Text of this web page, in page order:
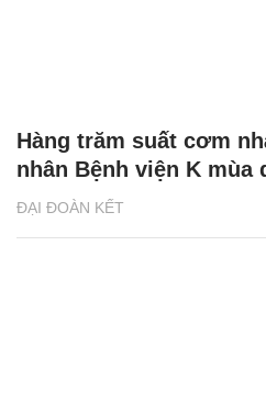
ĐẠI ĐOÀN KẾT
Hàng trăm suất cơm
nhân Bệnh viện K mùa